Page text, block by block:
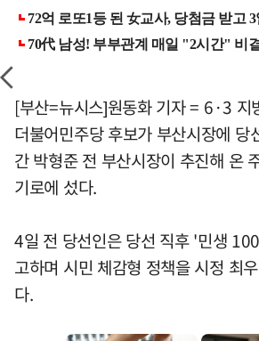
[부산=뉴시스]원동화 기자 = 6·3 지
더불어민주당 후보가 부산시장에 당
간 박형준 전 부산시장이 추진해 온
기로에 섰다.
4일 전 당선인은 당선 직후 '민생
고하며 시민 체감형 정책을 시정 최
다.